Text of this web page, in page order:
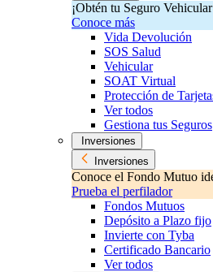
¡Obtén tu Seguro
Conoce más
Vida Devolución
SOS Salud
Vehicular
SOAT Virtual
Protección de
Ver todos
Gestiona tus Seguros
Inversiones
Inversiones
Conoce el Fondo Mutuo
Prueba el perfilador
Fondos Mutuos
Depósito a Plazo fijo
Invierte con Tyba
Certificado Bancario
Ver todos